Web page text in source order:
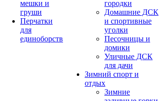
мешки и
груши
Перчатки
для
единоборств
городки
Домашние ДСК
и спортивные
уголки
Песочницы и
домики
Уличные ДСК
для дачи
Зимний спорт и
отдых
Зимние